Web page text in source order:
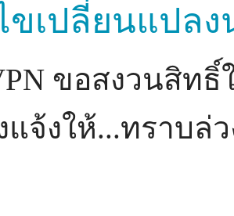
ขเปลี่ยนแปล
ขอสงวนสิท
แจ้งให้...ทราบล่